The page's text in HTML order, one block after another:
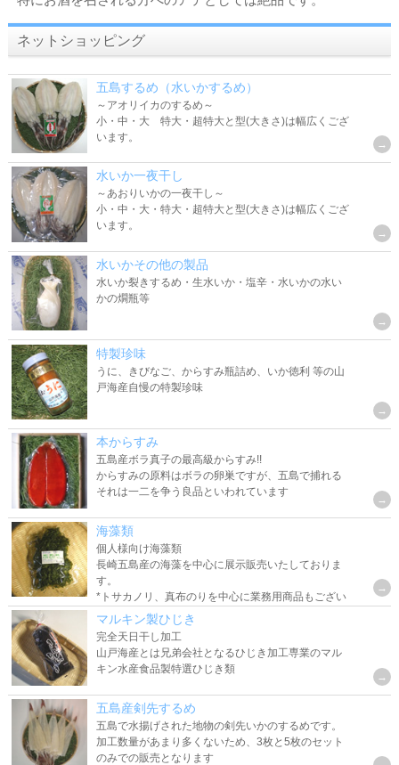
ネットショッピング
五島するめ（水いかするめ）
～アオリイカのするめ～
小・中・大 特大・超特大と型(大きさ)は幅広くござ
います。
水いか一夜干し
～あおりいかの一夜干し～
小・中・大・特大・超特大と型(大きさ)は幅広くござ
います。
水いかその他の製品
水いか裂きするめ・生水いか・塩辛・水いかの水い
かの燗瓶等
特製珍味
うに、きびなご、からすみ瓶詰め、いか徳利 等の山
戸海産自慢の特製珍味
本からすみ
五島産ボラ真子の最高級からすみ!!
からすみの原料はボラの卵巣ですが、五島で捕れる
それは一二を争う良品といわれています
海藻類
個人様向け海藻類
長崎五島産の海藻を中心に展示販売いたしておりま
す。
*トサカノリ、真布のりを中心に業務用商品もござい
ます
マルキン製ひじき
完全天日干し加工
山戸海産とは兄弟会社となるひじき加工専業のマル
キン水産食品製特選ひじき類
五島産剣先するめ
五島で水揚げされた地物の剣先いかのするめです。
加工数量があまり多くないため、3枚と5枚のセット
のみでの販売となります